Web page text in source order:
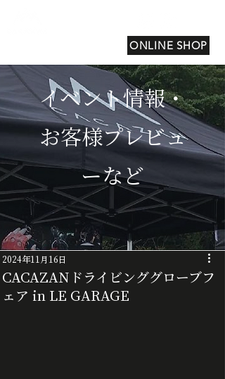
ONLINE SHOP
イベント情報・
お客様プレビュ
ーなど
CACAZANドライビンググローブフ
ェア in LE GARAGE
2024年11月16日